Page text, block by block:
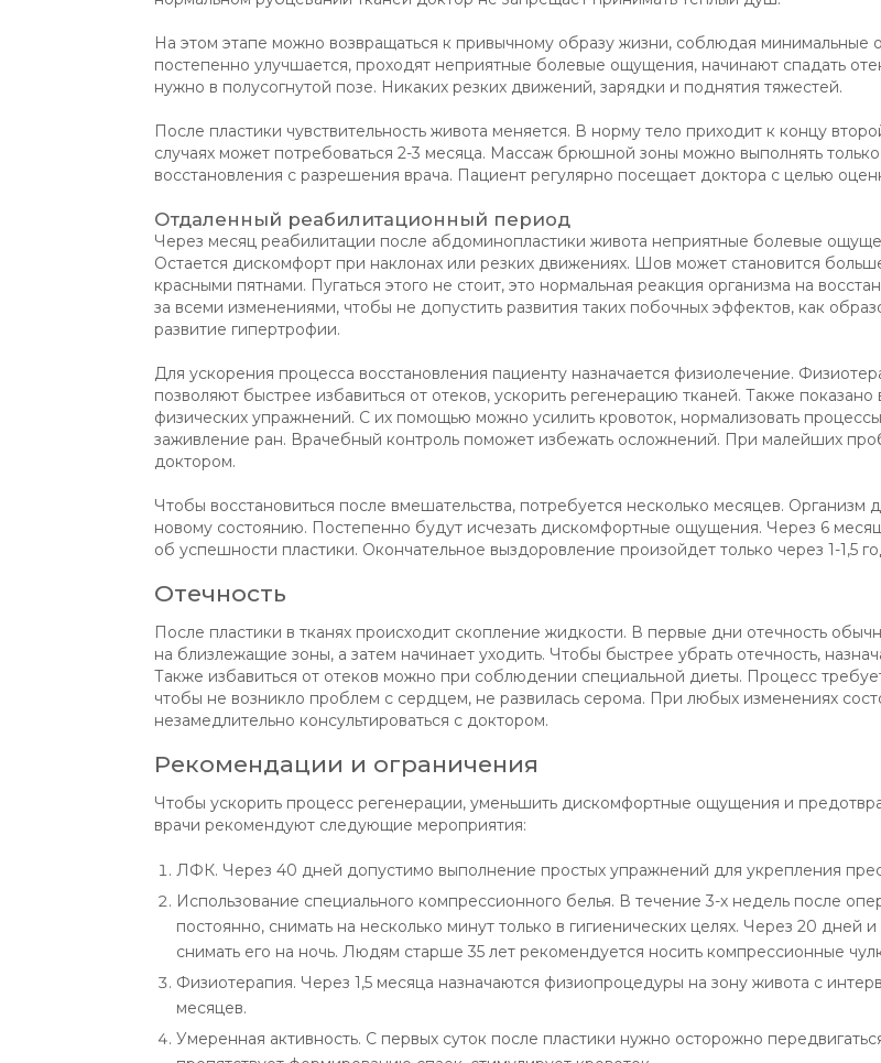
На этом этапе можно возвращаться к привычному образу жизни, соблюдая минимальные
постепенно улучшается, проходят неприятные болевые ощущения, начинают спадать
нужно в полусогнутой позе. Никаких резких движений, зарядки и поднятия тяжестей.
После пластики чувствительность живота меняется. В норму тело приходит к концу
случаях может потребоваться 2-3 месяца. Массаж брюшной зоны можно выполнять
восстановления с разрешения врача. Пациент регулярно посещает доктора с целью
Отдаленный реабилитационный период
Через месяц реабилитации после абдоминопластики живота неприятные болевые
Остается дискомфорт при наклонах или резких движениях. Шов может становится
красными пятнами. Пугаться этого не стоит, это нормальная реакция организма на
за всеми изменениями, чтобы не допустить развития таких побочных эффектов, как
развитие гипертрофии.
Для ускорения процесса восстановления пациенту назначается физиолечение.
позволяют быстрее избавиться от отеков, ускорить регенерацию тканей. Также
физических упражнений. С их помощью можно усилить кровоток, нормализовать
заживление ран. Врачебный контроль поможет избежать осложнений. При малейших
доктором.
Чтобы восстановиться после вмешательства, потребуется несколько месяцев. Организм
новому состоянию. Постепенно будут исчезать дискомфортные ощущения. Через 6
об успешности пластики. Окончательное выздоровление произойдет только через 1-1,5
Отечность
После пластики в тканях происходит скопление жидкости. В первые дни отечность
на близлежащие зоны, а затем начинает уходить. Чтобы быстрее убрать отечность,
Также избавиться от отеков можно при соблюдении специальной диеты. Процесс
чтобы не возникло проблем с сердцем, не развилась серома. При любых изменениях
незамедлительно консультироваться с доктором.
Рекомендации и ограничения
Чтобы ускорить процесс регенерации, уменьшить дискомфортные ощущения и
врачи рекомендуют следующие мероприятия:
ЛФК. Через 40 дней допустимо выполнение простых упражнений для укрепления
Использование специального компрессионного белья. В течение 3-х недель после
постоянно, снимать на несколько минут только в гигиенических целях. Через 20 дней
снимать его на ночь. Людям старше 35 лет рекомендуется носить компрессионные
Физиотерапия. Через 1,5 месяца назначаются физиопроцедуры на зону живота с
месяцев.
Умеренная активность. С первых суток после пластики нужно осторожно